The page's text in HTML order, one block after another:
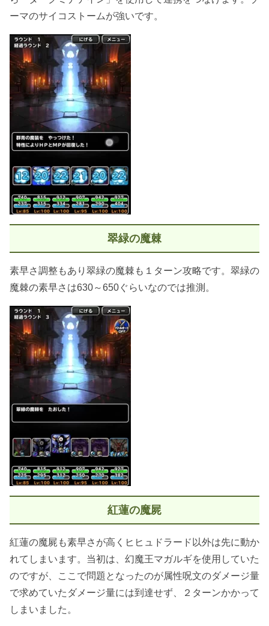
ーマのサイコストームが強いです。
翠緑の魔棘
素早さ調整もあり翠緑の魔棘も１ターン攻略です。翠緑の
魔棘の素早さは630～650ぐらいなのでは推測。
紅蓮の魔屍
紅蓮の魔屍も素早さが高くヒヒュドラード以外は先に動か
れてしまいます。当初は、幻魔王マガルギを使用していた
のですが、ここで問題となったのが属性呪文のダメージ量
で求めていたダメージ量には到達せず、２ターンかかって
しまいました。